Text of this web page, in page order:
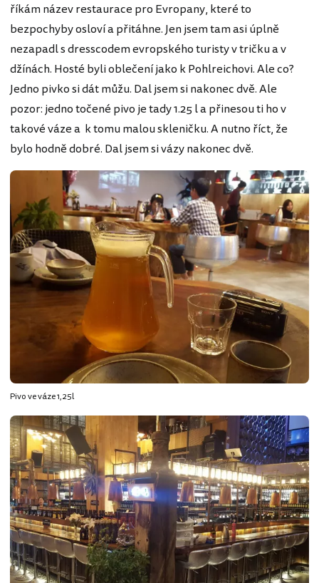
říkám název restaurace pro Evropany, které to
bezpochyby osloví a přitáhne. Jen jsem tam asi úplně
nezapadl s dresscodem evropského turisty v tričku a v
džínách. Hosté byli oblečení jako k Pohlreichovi. Ale co?
Jedno pivko si dát můžu. Dal jsem si nakonec dvě. Ale
pozor: jedno točené pivo je tady 1.25 l a přinesou ti ho v
takové váze a k tomu malou skleničku. A nutno říct, že
bylo hodně dobré. Dal jsem si vázy nakonec dvě.
Pivo ve váze 1,25l